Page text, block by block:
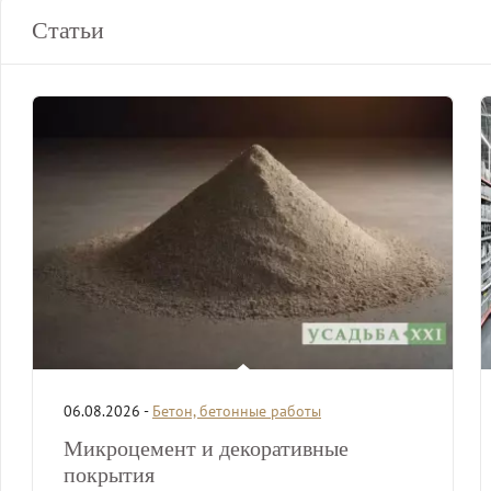
Статьи
06.08.2026 - Бетон, бетонные работы
Микроцемент и декоративные
покрытия